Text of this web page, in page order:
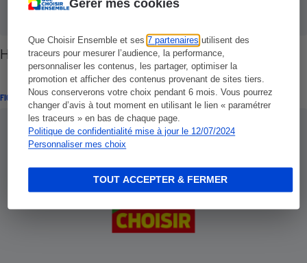
Gérer mes cookies
Que Choisir Ensemble et ses7 partenaires utilisent des
traceurs pour mesurer l’audience, la performance,
personnaliser les contenus, les partager, optimiser la
promotion et afficher des contenus provenant de sites tiers.
Nous conserverons votre choix pendant 6 mois. Vous pourrez
changer d’avis à tout moment en utilisant le lien « paramétrer
les traceurs » en bas de chaque page.
Politique de confidentialité mise à jour le 12/07/2024
Personnaliser mes choix
TOUT ACCEPTER & FERMER
HSBC
FICHES